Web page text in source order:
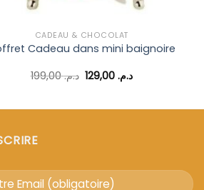
CADEAU & CHOCOLAT
Cadeau dans mini baignoire
د.م.199,00 Le
prix
د.م. 129,00 Le